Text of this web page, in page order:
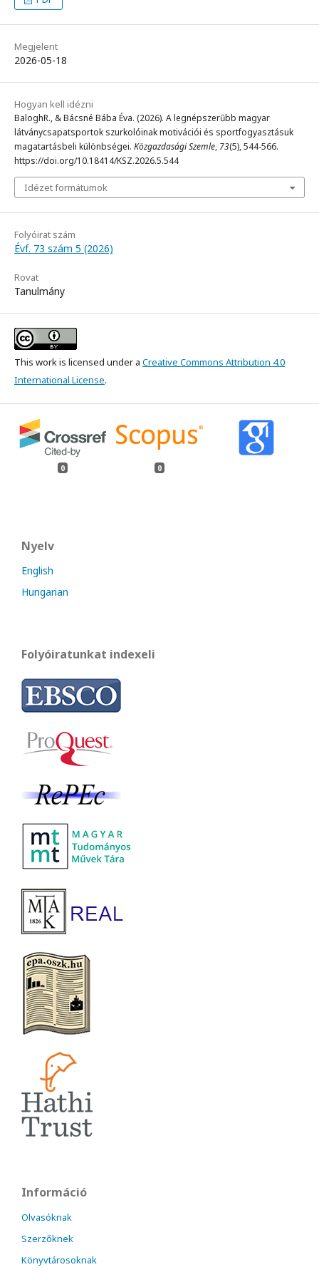
Megjelent
2026-05-18
Hogyan kell idézni
BaloghR., & Bácsné Bába Éva. (2026). A legnépszerűbb magyar
látványcsapatsportok szurkolóinak motivációi és sportfogyasztásuk
magatartásbeli különbségei. Közgazdasági Szemle, 73(5), 544-566.
https://doi.org/10.18414/KSZ.2026.5.544
Idézet formátumok
Folyóirat szám
Évf. 73 szám 5 (2026)
Rovat
Tanulmány
This work is licensed under a Creative Commons Attribution 4.0
International License.
0 0
Nyelv
English
Hungarian
Folyóiratunkat indexeli
Információ
Olvasóknak
Szerzőknek
Könyvtárosoknak